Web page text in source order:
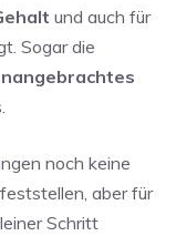
und auch für
Sogar die
noch keine
aber für
Schritt